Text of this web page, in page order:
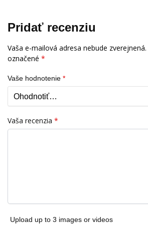
Pridať recenziu
Vaša e-mailová adresa nebude zverejnená.
označené *
Vaše hodnotenie *
Vaša recenzia *
Upload up to 3 images or videos